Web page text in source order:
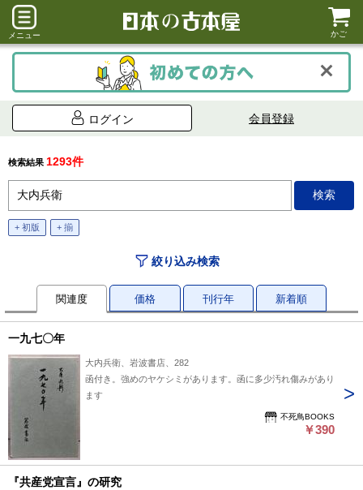
メニュー かご
ログイン 会員登録
検索結果 1293件
+ 初版 + 揃
絞り込み検索
関連度 価格 刊行年 新着順
一九七〇年
大内兵衛、岩波書店、282
函付き。強めのヤケシミがあります。函に多少汚れ傷みがあり
ます
不死鳥BOOKS
￥390
『共産党宣言』の研究